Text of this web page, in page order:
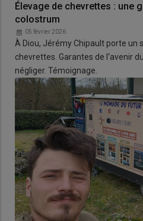
Élevage de chevrettes : une
colostrum
05 février 2026
À Diou, Jérémy Chipault porte un
chevrettes. Garantes de l'avenir
négliger. Témoignage.